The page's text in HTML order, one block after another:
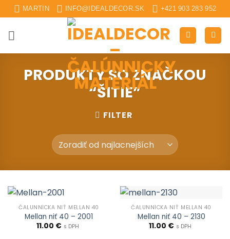
Skip
to
content
MARTIN INFO@IDEALDECOR.SK +421 903 283 952
PRODUKTY SO ZNAČKOU
“ŠITIE”
FILTER
ČALUNNÍCKA NIŤ MELLAN 40
Mellan niť 40 – 2001
11.00 € s DPH
ČALUNNÍCKA NIŤ MELLAN 40
Mellan niť 40 – 2130
11.00 € s DPH